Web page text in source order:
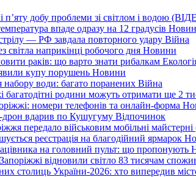
п’яту добу проблеми зі світлом і водою
впаде одразу на 12 градусів
— РФ завдала повторного удару Війна
світла наприкінці робочого дня Новини
раків: що варто знати рибалкам
купу порушень Новини
набору води: багато поранених Війна
родини можуть отримати ще 2
номери телефонів та онлайн-форма
дрон вдарив по Кушугуму Відпочинок
передало військовим мобільні
реєстрація на благодійний ярмарок
на головний пульт: що пропонують
відновили світло 83 тисячам
столиць України-2026: хто випередив